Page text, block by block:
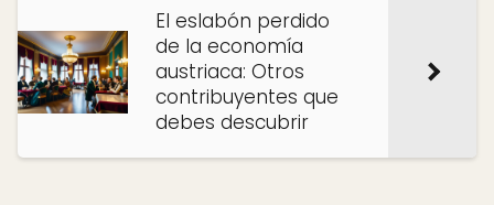
El eslabón perdido
de la economía
austriaca: Otros
contribuyentes que
debes descubrir